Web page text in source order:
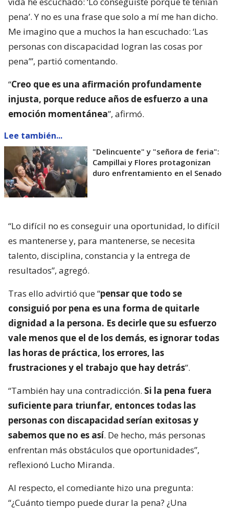
pena’. Y no es una frase que solo a mí me han dicho.
Me imagino que a muchos la han escuchado: ‘Las
personas con discapacidad logran las cosas por
pena’”, partió comentando.
“Creo que es una afirmación profundamente
injusta, porque reduce años de esfuerzo a una
emoción momentánea”, afirmó.
Lee también...
"Delincuente" y "señora de feria":
Campillai y Flores protagonizan
duro enfrentamiento en el Senado
“Lo difícil no es conseguir una oportunidad, lo difícil
es mantenerse y, para mantenerse, se necesita
talento, disciplina, constancia y la entrega de
resultados”, agregó.
Tras ello advirtió que “pensar que todo se
consiguió por pena es una forma de quitarle
dignidad a la persona. Es decirle que su esfuerzo
vale menos que el de los demás, es ignorar todas
las horas de práctica, los errores, las
frustraciones y el trabajo que hay detrás”.
“También hay una contradicción. Si la pena fuera
suficiente para triunfar, entonces todas las
personas con discapacidad serían exitosas y
sabemos que no es así. De hecho, más personas
enfrentan más obstáculos que oportunidades”,
reflexionó Lucho Miranda.
Al respecto, el comediante hizo una pregunta:
“¿Cuánto tiempo puede durar la pena? ¿Una